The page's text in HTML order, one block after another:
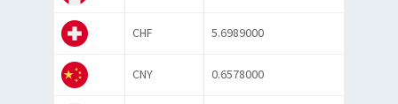
CHF 5.6989000
CNY 0.6578000